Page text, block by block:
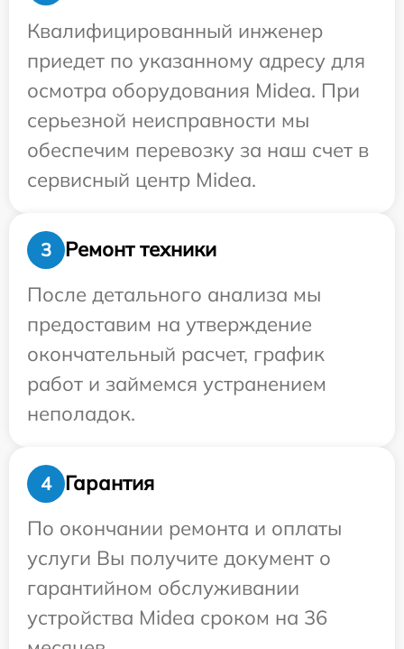
Квалифицированный инженер
приедет по указанному адресу для
осмотра оборудования Midea. При
серьезной неисправности мы
обеспечим перевозку за наш счет в
сервисный центр Midea.
3
Ремонт техники
После детального анализа мы
предоставим на утверждение
окончательный расчет, график
работ и займемся устранением
неполадок.
4
Гарантия
По окончании ремонта и оплаты
услуги Вы получите документ о
гарантийном обслуживании
устройства Midea сроком на 36